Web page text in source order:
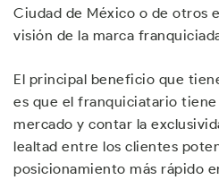
Ciudad de México o de otros
visión de la marca
El principal beneficio que
es que el franquiciatario
mercado y contar la
lealtad entre los clientes
posicionamiento más rápido